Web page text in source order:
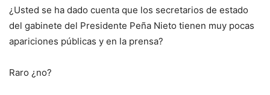
¿Usted se ha dado cuenta que los secretarios de estado
del gabinete del Presidente Peña Nieto tienen muy pocas
apariciones públicas y en la prensa?
Raro ¿no?